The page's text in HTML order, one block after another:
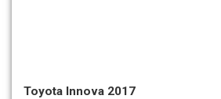
Toyota Innova 2017